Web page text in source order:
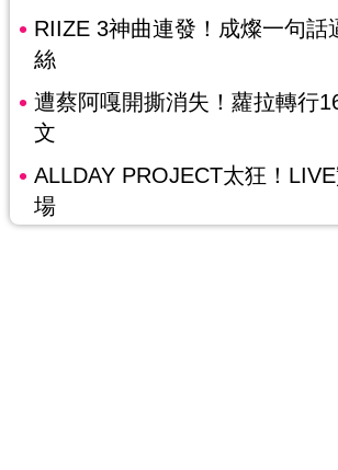
RIIZE 3神曲連發！成燦一句話
絲
遭蔡阿嘎開撕消失！蘿拉轉行
文
ALLDAY PROJECT太狂！
場